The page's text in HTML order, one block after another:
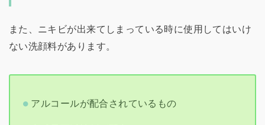
また、ニキビが出来てしまっている時に使用してはいけ
ない洗顔料があります。
アルコールが配合されているもの